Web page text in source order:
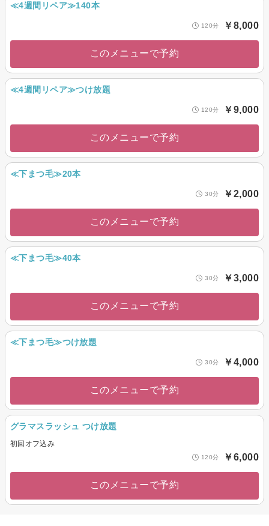
≪4週間リペア≫140本
120分 ￥8,000
このメニューで予約
≪4週間リペア≫つけ放題
120分 ￥9,000
このメニューで予約
≪下まつ毛≫20本
30分 ￥2,000
このメニューで予約
≪下まつ毛≫40本
30分 ￥3,000
このメニューで予約
≪下まつ毛≫つけ放題
30分 ￥4,000
このメニューで予約
グラマスラッシュ つけ放題
初回オフ込み
120分 ￥6,000
このメニューで予約